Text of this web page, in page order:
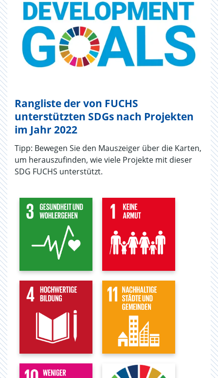
Rangliste der von FUCHS
unterstützten SDGs nach Projekten
im Jahr 2022
Tipp: Bewegen Sie den Mauszeiger über die Karten,
um herauszufinden, wie viele Projekte mit dieser
SDG FUCHS unterstützt.
84
Projekte
(30,11% der
Gesamtanzahl)
46
Projekte
(16,49% der
36
Projekte
Gesamtanzahl)
34
Projekte
(12,19% der
Gesamtanzahl)